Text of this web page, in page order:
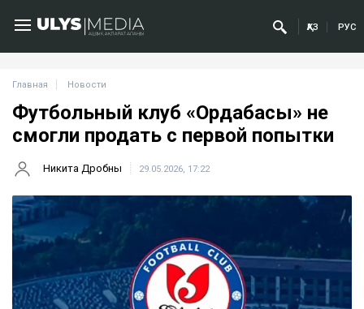
ҚАЗ РУС
Главная Новости
Футбольный клуб «Ордабасы» не
смогли продать с первой попытки
Никита Дробны 29.05.2026, 17:22